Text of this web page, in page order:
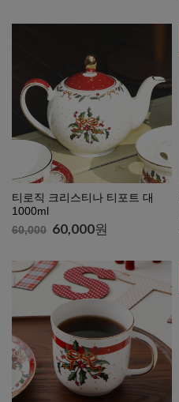
티로직 크리스티나 티포트 대
1000ml
60,000 60,000원